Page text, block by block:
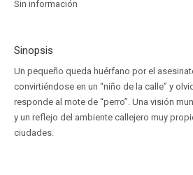
Sin información
Sinopsis
Un pequeño queda huérfano por el
convirtiéndose en un “niño de la calle” y
responde al mote de “perro”. Una visión
y un reflejo del ambiente callejero muy
ciudades.